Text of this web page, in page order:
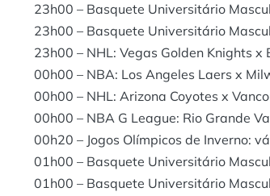
23h00 – Basquete Universitário
23h00 – Basquete Universitário
23h00 – NHL: Vegas Golden Knights x
00h00 – NBA: Los Angeles Laers x
00h00 – NHL: Arizona Coyotes x
00h00 – NBA G League: Rio Grande
00h20 – Jogos Olímpicos de Inverno:
01h00 – Basquete Universitário
01h00 – Basquete Universitário